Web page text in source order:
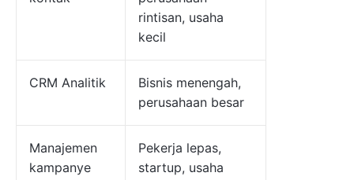
rintisan, usaha
kecil
CRM Analitik
Bisnis menengah,
perusahaan besar
Manajemen
kampanye
Pekerja lepas,
startup, usaha